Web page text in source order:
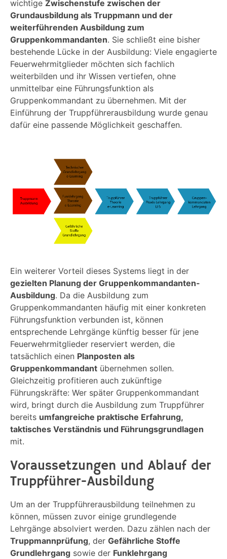
wichtige Zwischenstufe zwischen der
Grundausbildung als Truppmann und der
weiterführenden Ausbildung zum
Gruppenkommandanten. Sie schließt eine bisher
bestehende Lücke in der Ausbildung: Viele engagierte
Feuerwehrmitglieder möchten sich fachlich
weiterbilden und ihr Wissen vertiefen, ohne
unmittelbar eine Führungsfunktion als
Gruppenkommandant zu übernehmen. Mit der
Einführung der Truppführerausbildung wurde genau
dafür eine passende Möglichkeit geschaffen.
Ein weiterer Vorteil dieses Systems liegt in der
gezielten Planung der Gruppenkommandanten-
Ausbildung. Da die Ausbildung zum
Gruppenkommandanten häufig mit einer konkreten
Führungsfunktion verbunden ist, können
entsprechende Lehrgänge künftig besser für jene
Feuerwehrmitglieder reserviert werden, die
tatsächlich einen Planposten als
Gruppenkommandant übernehmen sollen.
Gleichzeitig profitieren auch zukünftige
Führungskräfte: Wer später Gruppenkommandant
wird, bringt durch die Ausbildung zum Truppführer
bereits umfangreiche praktische Erfahrung,
taktisches Verständnis und Führungsgrundlagen
mit.
Voraussetzungen und Ablauf der
Truppführer-Ausbildung
Um an der Truppführerausbildung teilnehmen zu
können, müssen zuvor einige grundlegende
Lehrgänge absolviert werden. Dazu zählen nach der
Truppmannprüfung, der Gefährliche Stoffe
Grundlehrgang sowie der Funklehrgang